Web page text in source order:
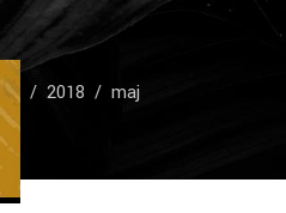
/ 2018 / maj